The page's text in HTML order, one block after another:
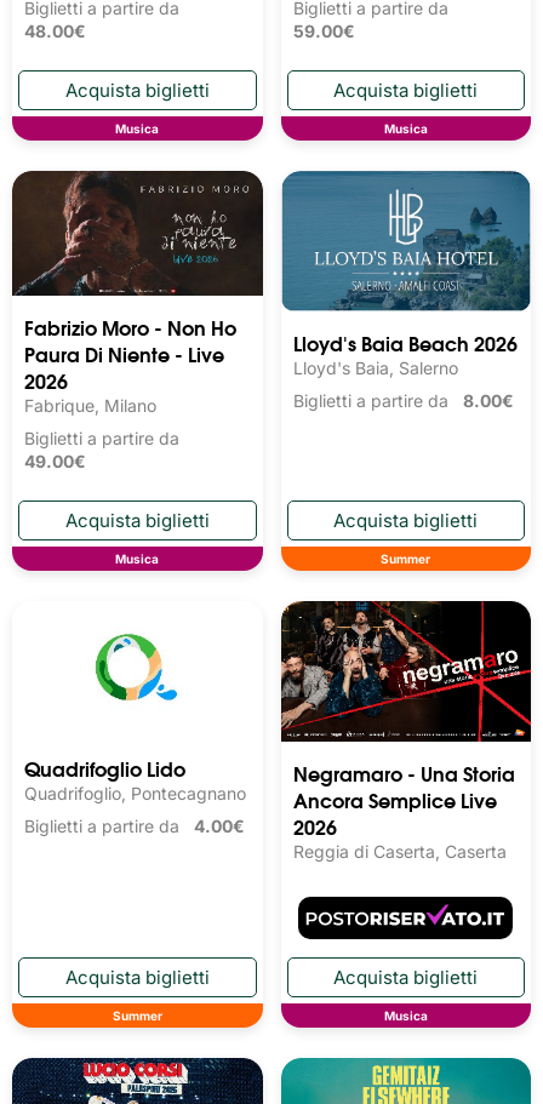
Biglietti a partire da
48.00€
Musica
Biglietti a partire da
59.00€
Musica
Fabrizio Moro - Non Ho
Paura Di Niente - Live
2026
Fabrique, Milano
Biglietti a partire da
49.00€
Musica
Lloyd's Baia Beach 2026
Lloyd's Baia, Salerno
Biglietti a partire da 8.00€
Summer
Quadrifoglio Lido
Quadrifoglio, Pontecagnano
Biglietti a partire da 4.00€
Summer
Negramaro - Una Storia
Ancora Semplice Live
2026
Reggia di Caserta, Caserta
Musica